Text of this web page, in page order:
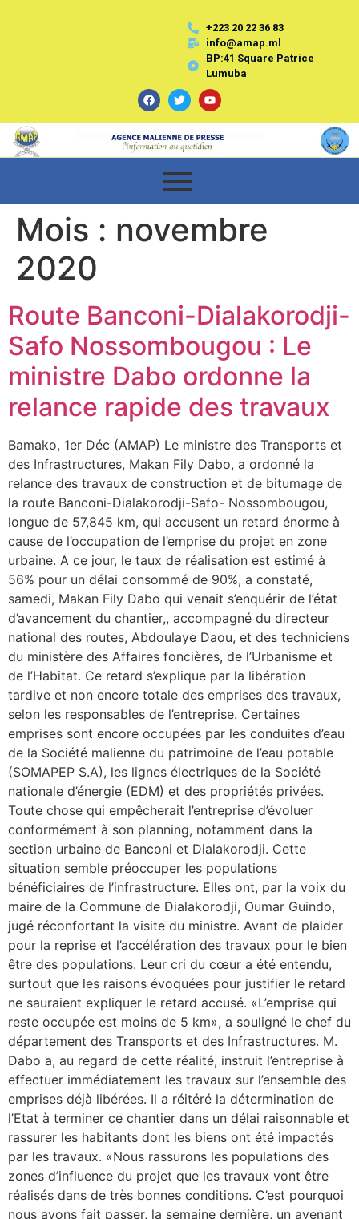
+223 20 22 36 83
info@amap.ml
BP:41 Square Patrice
Lumuba
Mois : novembre
2020
Route Banconi-Dialakorodji-
Safo Nossombougou : Le
ministre Dabo ordonne la
relance rapide des travaux
Bamako, 1er Déc (AMAP) Le ministre des Transports et
des Infrastructures, Makan Fily Dabo, a ordonné la
relance des travaux de construction et de bitumage de
la route Banconi-Dialakorodji-Safo- Nossombougou,
longue de 57,845 km, qui accusent un retard énorme à
cause de l’occupation de l’emprise du projet en zone
urbaine. A ce jour, le taux de réalisation est estimé à
56% pour un délai consommé de 90%, a constaté,
samedi, Makan Fily Dabo qui venait s’enquérir de l’état
d’avancement du chantier,, accompagné du directeur
national des routes, Abdoulaye Daou, et des techniciens
du ministère des Affaires foncières, de l’Urbanisme et
de l’Habitat. Ce retard s’explique par la libération
tardive et non encore totale des emprises des travaux,
selon les responsables de l’entreprise. Certaines
emprises sont encore occupées par les conduites d’eau
de la Société malienne du patrimoine de l’eau potable
(SOMAPEP S.A), les lignes électriques de la Société
nationale d’énergie (EDM) et des propriétés privées.
Toute chose qui empêcherait l’entreprise d’évoluer
conformément à son planning, notamment dans la
section urbaine de Banconi et Dialakorodji. Cette
situation semble préoccuper les populations
bénéficiaires de l’infrastructure. Elles ont, par la voix du
maire de la Commune de Dialakorodji, Oumar Guindo,
jugé réconfortant la visite du ministre. Avant de plaider
pour la reprise et l’accélération des travaux pour le bien
être des populations. Leur cri du cœur a été entendu,
surtout que les raisons évoquées pour justifier le retard
ne sauraient expliquer le retard accusé. «L’emprise qui
reste occupée est moins de 5 km», a souligné le chef du
département des Transports et des Infrastructures. M.
Dabo a, au regard de cette réalité, instruit l’entreprise à
effectuer immédiatement les travaux sur l’ensemble des
emprises déjà libérées. Il a réitéré la détermination de
l’Etat à terminer ce chantier dans un délai raisonnable et
rassurer les habitants dont les biens ont été impactés
par les travaux. «Nous rassurons les populations des
zones d’influence du projet que les travaux vont être
réalisés dans de très bonnes conditions. C’est pourquoi
nous avons fait passer, la semaine dernière, un avenant